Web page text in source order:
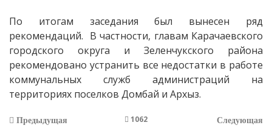
По итогам заседания был вынесен ряд
рекомендаций. В частности, главам Карачаевского
городского округа и Зеленчукского района
рекомендовано устранить все недостатки в работе
коммунальных служб администраций на
территориях поселков Домбай и Архыз.
Предыдущая
1062
Следующая